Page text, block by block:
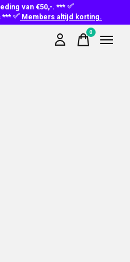
van €50,-. ***
***
Members altijd korting.
0items